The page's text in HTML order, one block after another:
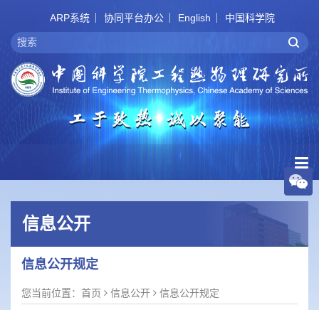
ARP系统 协同平台办公 English 中国科学院
信息公开
信息公开规定
您当前位置： 首页 信息公开 信息公开规定